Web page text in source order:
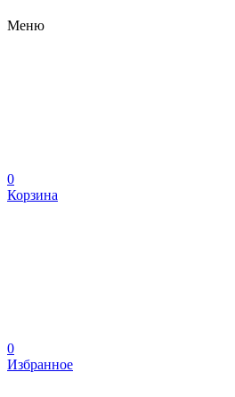
Меню
0
Корзина
0
Избранное